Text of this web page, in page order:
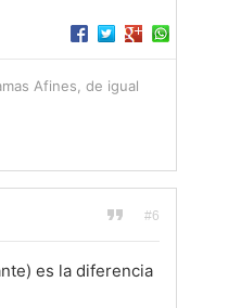
Afines, de igual
#6
es la diferencia